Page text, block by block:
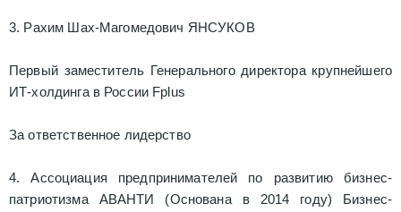
3. Рахим Шах-Магомедович ЯНСУКОВ
Первый заместитель Генерального директора крупнейшего
ИТ-холдинга в России Fplus
За ответственное лидерство
4. Ассоциация предпринимателей по развитию бизнес-
патриотизма АВАНТИ (Основана в 2014 году) Бизнес-